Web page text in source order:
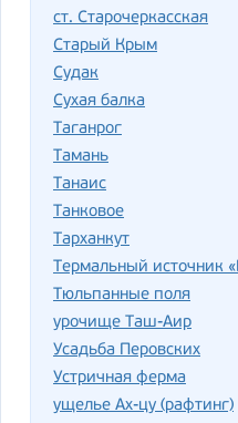
ст. Старочеркасская
Старый Крым
Судак
Сухая балка
Таганрог
Тамань
Танаис
Танковое
Тарханкут
Термальный источник
Тюльпанные поля
урочище Таш-Аир
Усадьба Перовских
Устричная ферма
ущелье Ах-цу (рафтинг)